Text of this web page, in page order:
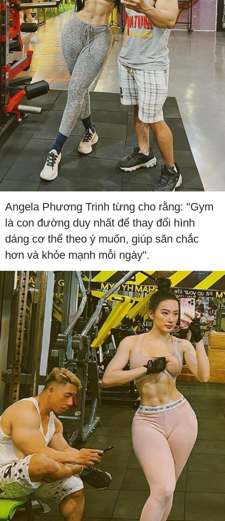
Angela Phương Trinh từng cho rằng: "Gym
là con đường duy nhất để thay đổi hình
dáng cơ thể theo ý muốn, giúp săn chắc
hơn và khỏe mạnh mỗi ngày".